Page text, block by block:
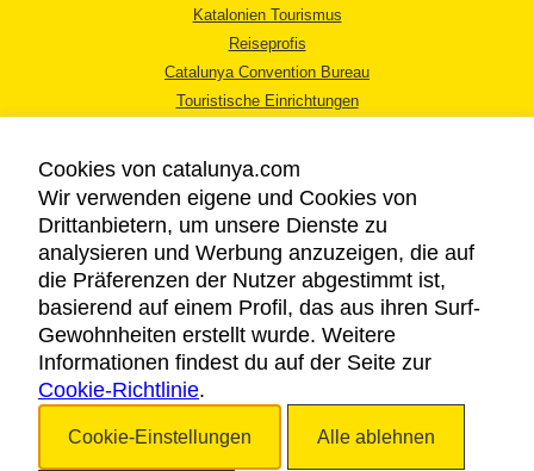
Katalonien Tourismus
Reiseprofis
Catalunya Convention Bureau
Touristische Einrichtungen
RECHTLICHER HINWEIS
DATENSCHUTZICHTLINIE
COOKIES
BARRIEREFREIHEIT
Cookies von catalunya.com
Wir verwenden eigene und Cookies von
Drittanbietern, um unsere Dienste zu
analysieren und Werbung anzuzeigen, die auf
die Präferenzen der Nutzer abgestimmt ist,
basierend auf einem Profil, das aus ihren Surf-
Gewohnheiten erstellt wurde. Weitere
Informationen findest du auf der Seite zur
Cookie-Richtlinie.
Cookie-Einstellungen Alle ablehnen